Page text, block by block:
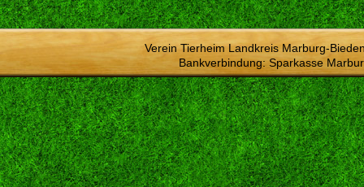
Verein Tierheim Landkreis Marburg-
Bankverbindung: Sparkasse